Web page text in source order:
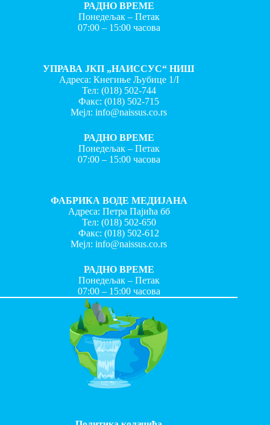
РАДНО ВРЕМЕ
Понедељак – Петак
07:00 – 15:00 часова
УПРАВА ЈКП „НАИССУС“ НИШ
Адреса: Кнегиње Љубице 1/I
Тел: (018) 502-744
Факс:(018) 502-715
Мејл:info@naissus.co.rs
РАДНО ВРЕМЕ
Понедељак – Петак
07:00 – 15:00 часова
ФАБРИКА ВОДЕ МЕДИЈАНА
Адреса: Петра Пајића бб
Тел: (018) 502-650
Факс:(018) 502-612
Мејл:info@naissus.co.rs
РАДНО ВРЕМЕ
Понедељак – Петак
07:00 – 15:00 часова